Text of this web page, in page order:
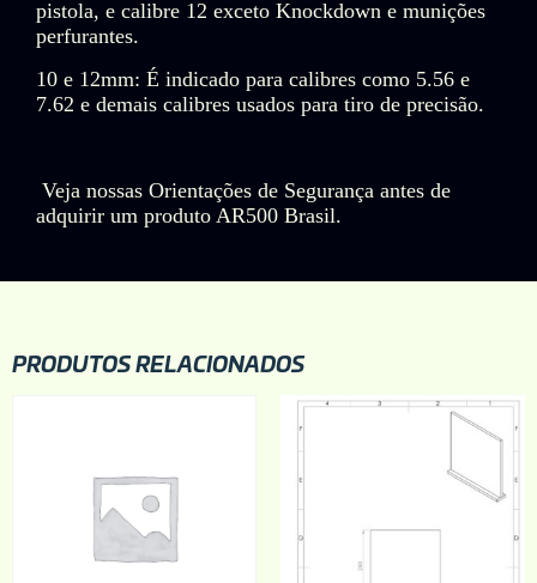
pistola, e calibre 12 exceto Knockdown e munições
perfurantes.
10 e 12mm: É indicado para calibres como 5.56 e
7.62 e demais calibres usados para tiro de precisão.
Veja nossas Orientações de Segurança antes de
adquirir um produto AR500 Brasil.
PRODUTOS RELACIONADOS